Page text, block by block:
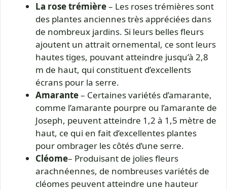
La rose trémière– Les roses trémières sont
des plantes anciennes très appréciées dans
de nombreux jardins. Si leurs belles fleurs
ajoutent un attrait ornemental, ce sont leurs
hautes tiges, pouvant atteindre jusqu’à 2,8
m de haut, qui constituent d’excellents
écrans pour la serre.
Amarante– Certaines variétés d’amarante,
comme l’amarante pourpre ou l’amarante de
Joseph, peuvent atteindre 1,2 à 1,5 mètre de
haut, ce qui en fait d’excellentes plantes
pour ombrager les côtés d’une serre.
Cléome– Produisant de jolies fleurs
arachnéennes, de nombreuses variétés de
cléomes peuvent atteindre une hauteur